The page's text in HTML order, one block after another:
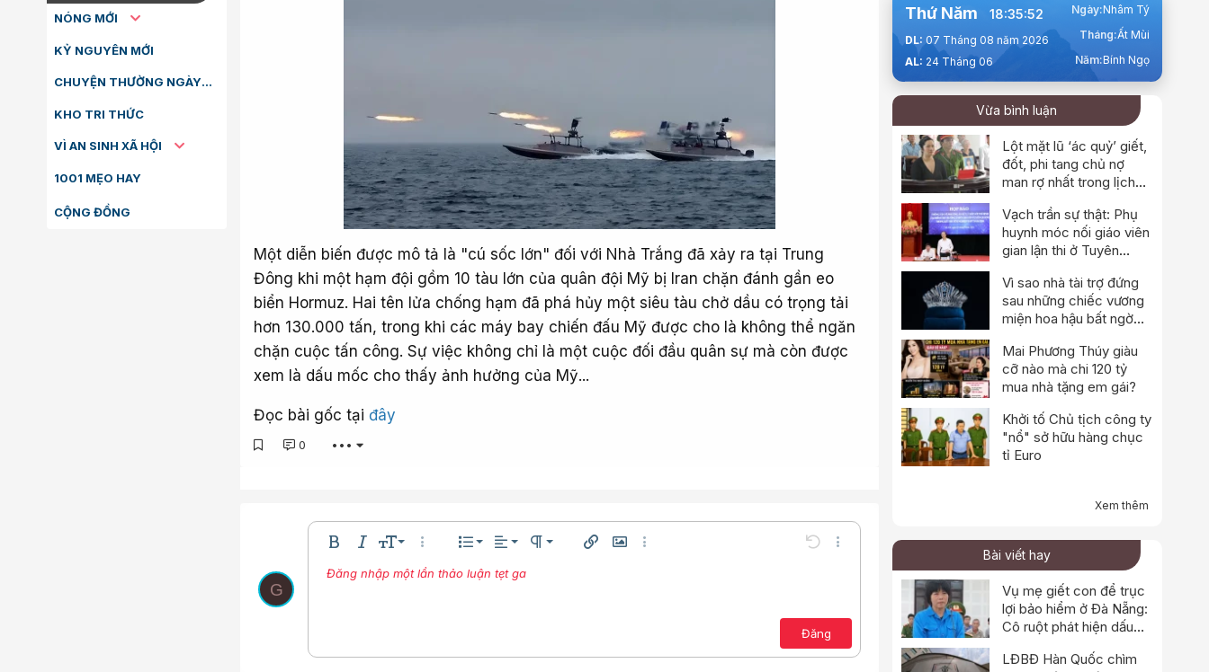
NÓNG MỚI
KỶ NGUYÊN MỚI
CHUYỆN THƯỜNG NGÀY
KHO TRI THỨC
VÌ AN SINH XÃ HỘI
1001 MẸO HAY
CỘNG ĐỒNG
Một diễn biến được mô tả là "cú sốc lớn" đối với Nhà Trắng đã xảy ra tại Trung
Đông khi một hạm đội gồm 10 tàu lớn của quân đội Mỹ bị Iran chặn đánh gần eo
biển Hormuz. Hai tên lửa chống hạm đã phá hủy một siêu tàu chở dầu có trọng tải
hơn 130.000 tấn, trong khi các máy bay chiến đấu Mỹ được cho là không thể ngăn
chặn cuộc tấn công. Sự việc không chỉ là một cuộc đối đầu quân sự mà còn được
xem là dấu mốc cho thấy ảnh hưởng của Mỹ...
Đọc bài gốc tại đây
0 •••
G
Bold In nghiêng
Kích thước
10
18
Thêm tùy chọn…
Danh sáchDanh sách có thứ tự
Danh sách không có thứ tự
Căn lề
Căn trái
Căn giữa
Paragraph format
Normal Chèn liên kết
Chèn hình ảnh
Thêm tùy chọn… Undo Thêm tùy chọn…
Nhúng thư viện
Màu chữPhông chữArial
Georgia
Gạch ngang
Gạch chân
Inline codeInline spoiler Toggle BB code
Lưu nháp
Xóa bản thảo
Đăng nhập một lần thảo luận tẹt ga
Đăng
Thứ Năm 18:35:53
DL: 07 Tháng 08 năm 2026
AL: 24 Tháng 06
Ngày:Nhâm Tý
Tháng:Ất Mùi
Năm:Bính Ngọ
Vừa bình luận
Lột mặt lũ ‘ác quỷ’ giết,
đốt, phi tang chủ nợ
man rợ nhất trong lịch
Vạch trần sự thật: Phụ
huynh móc nối giáo viên
gian lận thi ở Tuyên
Vì sao nhà tài trợ đứng
sau những chiếc vương
miện hoa hậu bất ngờ
động?
Mai Phương Thúy giàu
cỡ nào mà chi 120 tỷ
mua nhà tặng em gái?
Khởi tố Chủ tịch công ty
"nổ" sở hữu hàng chục
tỉ Euro
Xem thêm
Bài viết hay
Vụ mẹ giết con để trục
lợi bảo hiểm ở Đà Nẵng:
Cô ruột phát hiện dấu
LĐBĐ Hàn Quốc chìm